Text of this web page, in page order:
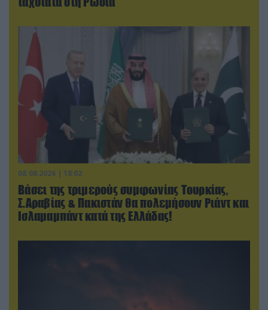
08.08.2026 | 18:02
Βάσει της τριμερούς συμφωνίας Τουρκίας,
Σ.Αραβίας & Πακιστάν θα πολεμήσουν Ριάντ και
Ισλαμαμπάντ κατά της Ελλάδας!